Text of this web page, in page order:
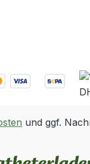
und ggf.